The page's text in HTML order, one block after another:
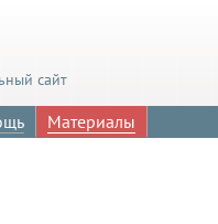
сайт
Материалы